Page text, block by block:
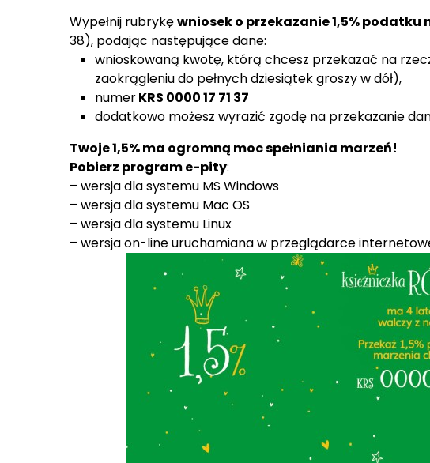
Wypełnij rubrykęwniosek o przekazanie 1,5%
38), podając następujące dane:
wnioskowaną kwotę, którą chcesz przekazać na
zaokrągleniu do pełnych dziesiątek groszy w dół),
numerKRS 0000 17 71 37
dodatkowo możesz wyrazić zgodę na przekazanie
Twoje 1,5% ma ogromną moc spełniania marzeń!
Pobierz program e-pity:
– wersja dla systemu MS Windows
– wersja dla systemu Mac OS
– wersja dla systemu Linux
– wersja on-line uruchamiana w przeglądarce